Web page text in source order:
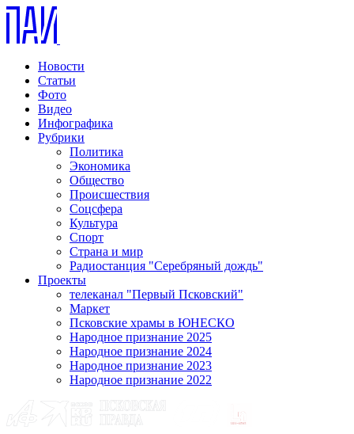
Новости
Статьи
Фото
Видео
Инфографика
Рубрики
Политика
Экономика
Общество
Происшествия
Соцсфера
Культура
Спорт
Страна и мир
Радиостанция "Серебряный дождь"
Проекты
телеканал "Первый Псковский"
Маркет
Псковские храмы в ЮНЕСКО
Народное признание 2025
Народное признание 2024
Народное признание 2023
Народное признание 2022